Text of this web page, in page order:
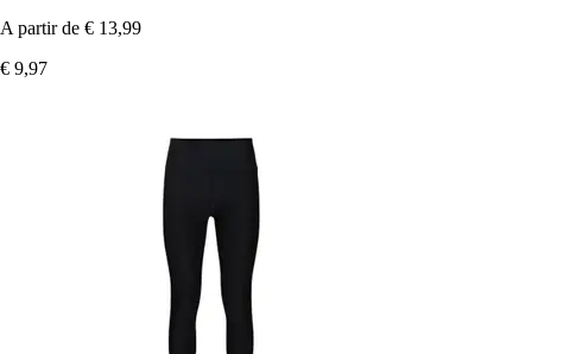
A partir de € 13,99
€ 9,97